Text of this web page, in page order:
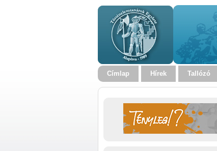
Címlap Hírek Tallózó